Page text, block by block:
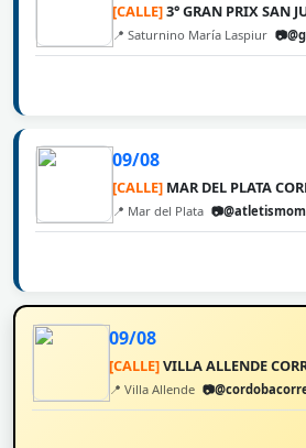
[CALLE]3° GRAN PRIX SAN
📍 Saturnino María Laspiur
09/08
[CALLE] MAR DEL PLATA
📍 Mar del Plata
09/08
[CALLE]VILLA ALLENDE
📍 Villa Allende